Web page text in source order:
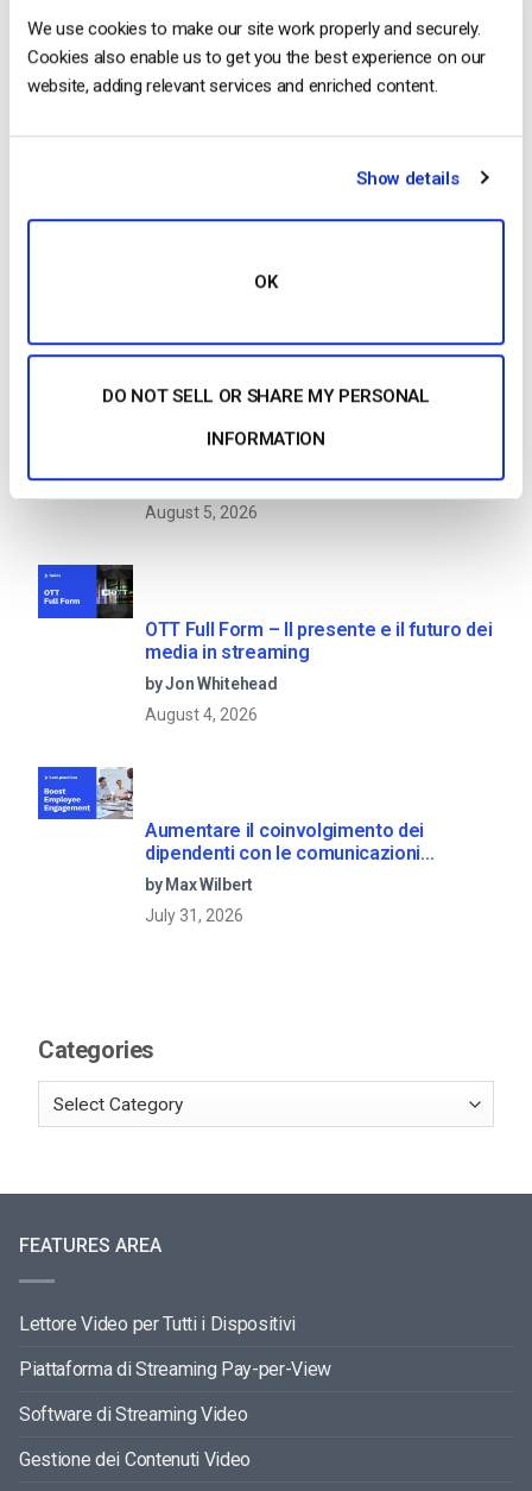
We use cookies to make our site work properly and securely.
Cookies also enable us to get you the best experience on our
website, adding relevant services and enriched content.
Show details
OK
DO NOT SELL OR SHARE MY PERSONAL
INFORMATION
Come trasmettere in diretta da un
iPhone Apple in 6 semplici passi
by Emily Krings
August 5, 2026
OTT Full Form – Il presente e il futuro dei
media in streaming
by Jon Whitehead
August 4, 2026
Aumentare il coinvolgimento dei
dipendenti con le comunicazioni
aziendali in live streaming
by Max Wilbert
July 31, 2026
Categories
FEATURES AREA
Lettore Video per Tutti i Dispositivi
Piattaforma di Streaming Pay-per-View
Software di Streaming Video
Gestione dei Contenuti Video